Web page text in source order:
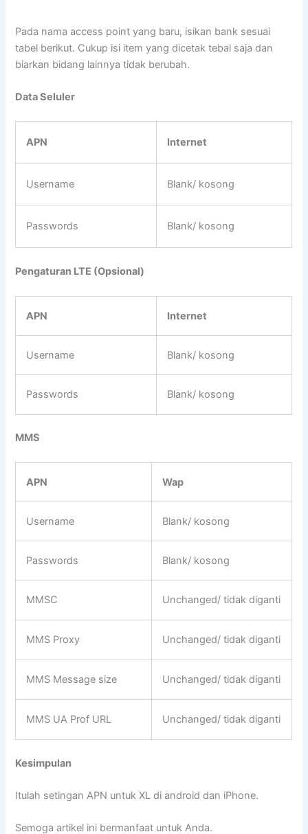
Pada nama access point yang baru, isikan bank sesuai
tabel berikut. Cukup isi item yang dicetak tebal saja dan
biarkan bidang lainnya tidak berubah.
Data Seluler
APN Internet
Username Blank/ kosong
Passwords Blank/ kosong
Pengaturan LTE (Opsional)
APN Internet
Username Blank/ kosong
Passwords Blank/ kosong
MMS
APN Wap
Username Blank/ kosong
Passwords Blank/ kosong
MMSC Unchanged/ tidak diganti
MMS Proxy Unchanged/ tidak diganti
MMS Message size Unchanged/ tidak diganti
MMS UA Prof URL Unchanged/ tidak diganti
Kesimpulan
Itulah setingan APN untuk XL di android dan iPhone.
Semoga artikel ini bermanfaat untuk Anda.